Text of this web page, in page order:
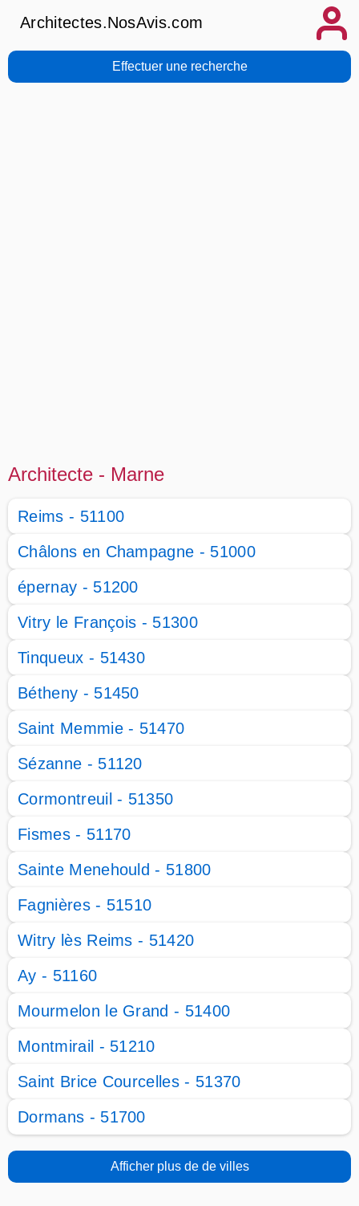
Architectes.NosAvis.com
Effectuer une recherche
Architecte - Marne
Reims - 51100
Châlons en Champagne - 51000
épernay - 51200
Vitry le François - 51300
Tinqueux - 51430
Bétheny - 51450
Saint Memmie - 51470
Sézanne - 51120
Cormontreuil - 51350
Fismes - 51170
Sainte Menehould - 51800
Fagnières - 51510
Witry lès Reims - 51420
Ay - 51160
Mourmelon le Grand - 51400
Montmirail - 51210
Saint Brice Courcelles - 51370
Dormans - 51700
Afficher plus de de villes